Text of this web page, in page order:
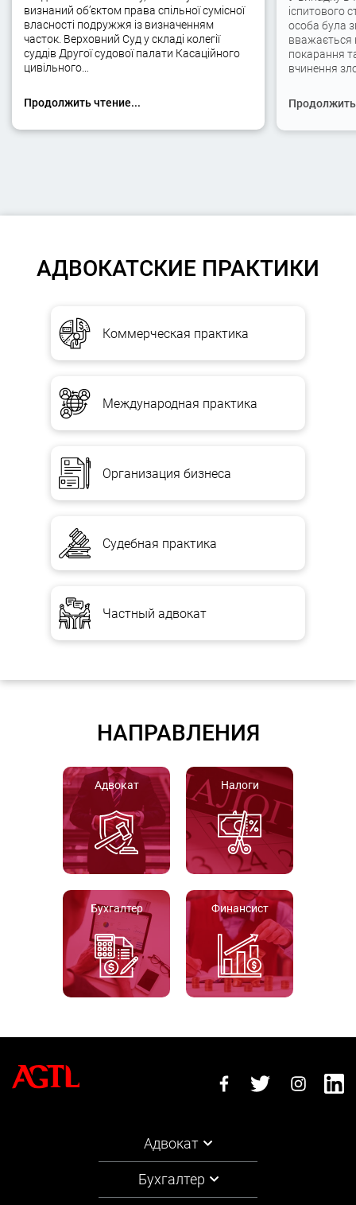
визнаний об’єктом права спільної сумісної
власності подружжя із визначенням
часток. Верховний Суд у складі колегії
суддів Другої судової палати Касаційного
цивільного…
Продолжить чтение...
іспитового
особа була
вважається
покарання
вчинення
АДВОКАТСКИЕ ПРАКТИКИ
Коммерческая практика
Международная практика
Организация бизнеса
Судебная практика
Частный адвокат
НАПРАВЛЕНИЯ
Адвокат Налоги
Бухгалтер Финансист
Адвокат
Бухгалтер